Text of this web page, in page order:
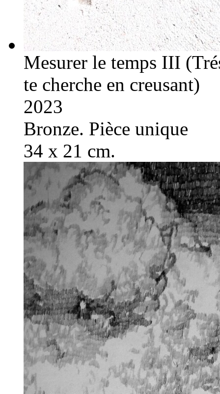
Mesurer le temps III
te cherche en creusant)
2023
Bronze. Pièce unique
34 x 21 cm.